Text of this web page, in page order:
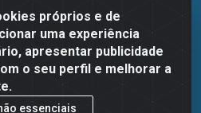
próprios e de
uma experiência
apresentar publicidade
o seu perfil e melhorar a
essenciais
LTDA - Avenida Marechal
Imbiribeira, Recife/PE - CEP
30.779.584/0003-78